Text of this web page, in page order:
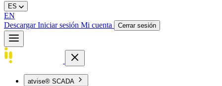
ES
EN
DescargarIniciar sesión Mi cuenta Cerrar sesión
atvise® SCADA